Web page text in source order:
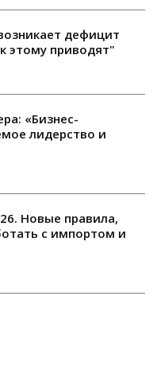
дефицит
этому приводят"
«Бизнес-
лидерство и
Новые правила,
с импортом и